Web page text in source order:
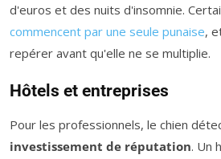
d'euros et des nuits d'insomnie.
commencent par une seule punaise,
repérer avant qu'elle ne se multiplie.
Hôtels et entreprises
Pour les professionnels, le chien
investissement de réputation. Un